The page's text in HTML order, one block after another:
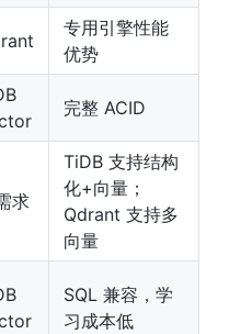
专用引擎性能
优势
完整 ACID
求
TiDB 支持结构
化+向量；
Qdrant 支持多
向量
SQL 兼容，学
习成本低